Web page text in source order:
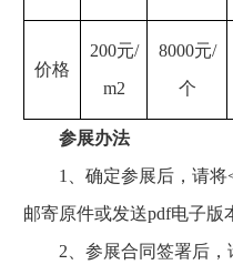
价格
200元/
m2
8000元/
个
参展办法
1、确定参展后，请将<
邮寄原件或发送pdf电子版
2、参展合同签署后，